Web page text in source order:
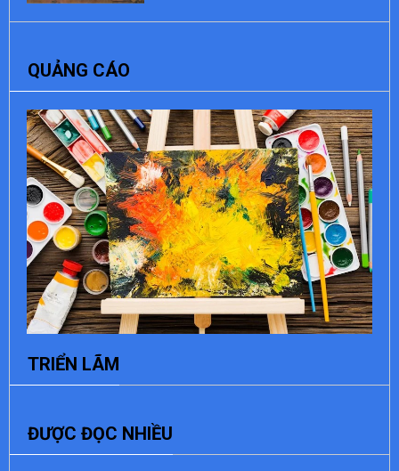
QUẢNG CÁO
TRIỂN LÃM
ĐƯỢC ĐỌC NHIỀU